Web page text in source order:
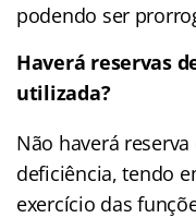
podendo ser
Haverá reservas
utilizada?
Não haverá
deficiência, tendo
exercício das